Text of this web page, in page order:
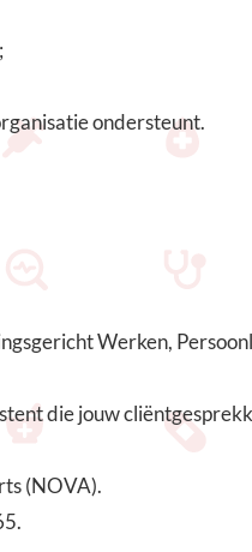
ondersteunt.
Werken,
die jouw
(NOVA).